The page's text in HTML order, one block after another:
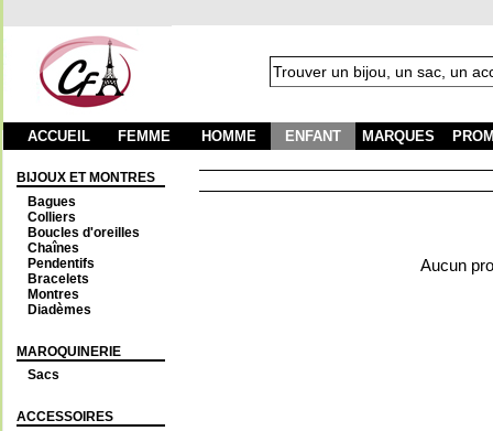
ACCUEIL FEMME HOMME ENFANT MARQUES
BIJOUX ET MONTRES
Bagues
Colliers
Boucles d'oreilles
Chaînes
Pendentifs
Bracelets
Montres
Diadèmes
MAROQUINERIE
Sacs
ACCESSOIRES
Aucun